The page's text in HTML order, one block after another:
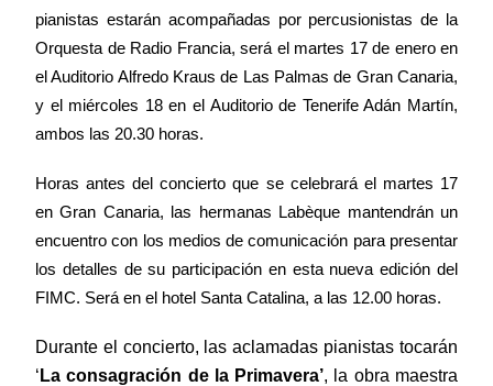
pianistas estarán acompañadas por percusionistas de la
Orquesta de Radio Francia, será el martes 17 de enero en
el Auditorio Alfredo Kraus de Las Palmas de Gran Canaria,
y el miércoles 18 en el Auditorio de Tenerife Adán Martín,
ambos las 20.30 horas.
Horas antes del concierto que se celebrará el martes 17
en Gran Canaria, las hermanas Labèque mantendrán un
encuentro con los medios de comunicación para presentar
los detalles de su participación en esta nueva edición del
FIMC. Será en el hotel Santa Catalina, a las 12.00 horas.
Durante el concierto, las aclamadas pianistas tocarán
‘La consagración de la Primavera’, la obra maestra